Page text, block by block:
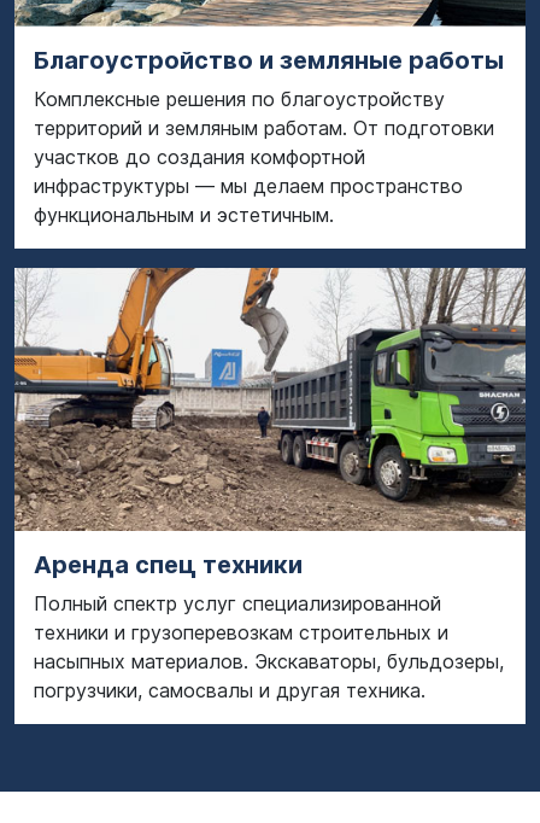
Благоустройство и земляные работы
Комплексные решения по благоустройству
территорий и земляным работам. От подготовки
участков до создания комфортной
инфраструктуры — мы делаем пространство
функциональным и эстетичным.
Аренда спец техники
Полный спектр услуг специализированной
техники и грузоперевозкам строительных и
насыпных материалов. Экскаваторы, бульдозеры,
погрузчики, самосвалы и другая техника.